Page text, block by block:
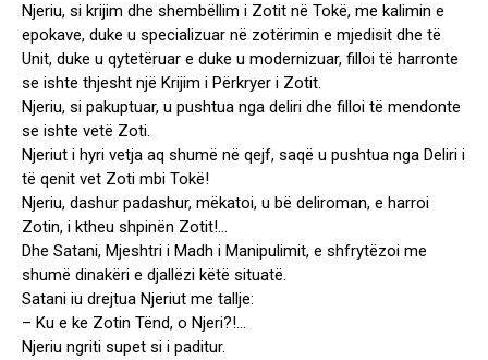
Njeriu, si krijim dhe shembëllim i Zotit në Tokë, me kalimin e
epokave, duke u specializuar në zotërimin e mjedisit dhe të
Unit, duke u qytetëruar e duke u modernizuar, filloi të harronte
se ishte thjesht një Krijim i Përkryer i Zotit.
Njeriu, si pakuptuar, u pushtua nga deliri dhe filloi të mendonte
se ishte vetë Zoti.
Njeriut i hyri vetja aq shumë në qejf, saqë u pushtua nga Deliri i
të qenit vet Zoti mbi Tokë!
Njeriu, dashur padashur, mëkatoi, u bë deliroman, e harroi
Zotin, i ktheu shpinën Zotit!…
Dhe Satani, Mjeshtri i Madh i Manipulimit, e shfrytëzoi me
shumë dinakëri e djallëzi këtë situatë.
Satani iu drejtua Njeriut me tallje:
– Ku e ke Zotin Tënd, o Njeri?!…
Njeriu ngriti supet si i paditur.